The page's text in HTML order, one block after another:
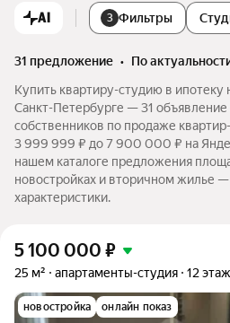
AI 3 Фильтры
31 предложение •
по
Купить квартиру-студию в ипотеку
Санкт-Петербурге — 31 объявление
собственников по продаже
3 999 999 ₽ до 7 900 000 ₽ на
нашем каталоге предложения
новостройках и вторичном жилье
характеристики.
5 100 000 ₽
25 м² апартаменты-студия 12 этаж
новостройка онлайн показ